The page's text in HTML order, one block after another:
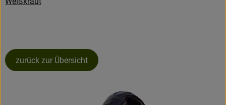
zurück zur Übersicht